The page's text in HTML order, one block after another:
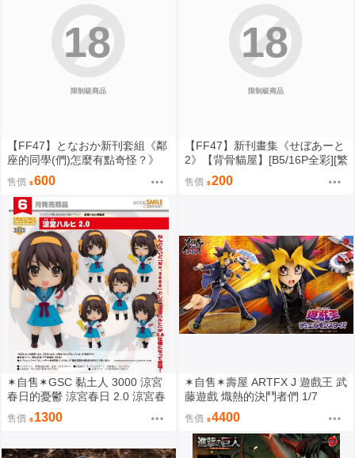
限制級商品
18
【FF47】となおか新刊套組《鄰
座的同學(們)怎麼有點奇怪？》
【背骨貓屋】[B5全彩畫冊] [繁體
中文][新刊] [壓克力夾組]｜九月陸
續出貨
售價 600
限制級商品
18
【FF47】新刊畫集《せぼあーと
2》【背骨貓屋】[B5/16P全彩][繁
體中文]｜九月陸續出貨
售價 200
✶自售✶GSC 黏土人 3000 涼宮
春日的憂鬱 涼宮春日 2.0 涼宮春
日的憂郁
售價 1300
✶自售✶壽屋 ARTFX J 遊戲王 武
藤遊戲 熾熱的決鬥者們 1/7
售價 4400